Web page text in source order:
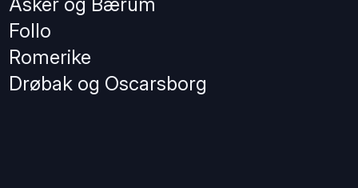
Follo
Romerike
Drøbak og Oscarsborg